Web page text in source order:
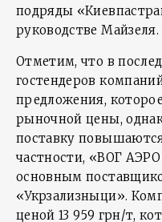
подряды
руководстве Майзеля.
Отметим, что в
гостендеров
предложения,
рыночной цены,
поставку
частности, «ВОГ
основным
«Укрзализныци».
ценой 13 959 грн/т,